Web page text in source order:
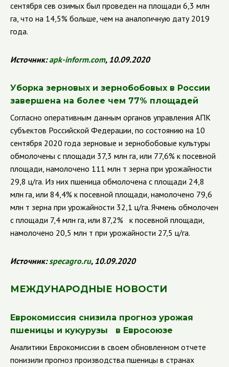
сентября сев озимых был проведен на площади 6,3 млн
га, что на 14,5% больше, чем на аналогичную дату 2019
года.
Источник:apk-inform.com, 10.09.2020
Уборка зерновых и зернобобовых в России
завершена на более чем 77% площадей
Согласно оперативным данным органов управления АПК
субъектов Российской Федерации, по состоянию на 10
сентября 2020 года зерновые и зернобобовые культуры
обмолочены с площади 37,3 млн га, или 77,6% к посевной
площади, намолочено 111 млн т зерна при урожайности
29,8 ц/га. Из них пшеница обмолочена с площади 24,8
млн га, или 84,4% к посевной площади, намолочено 79,6
млн т зерна при урожайности 32,1 ц/га. Ячмень обмолочен
с площади 7,4 млн га, или 87,2% к посевной площади,
намолочено 20,5 млн т при урожайности 27,5 ц/га.
Источник: specagro.ru, 10.09.2020
МЕЖДУНАРОДНЫЕ НОВОСТИ
Еврокомиссия снизила прогноз урожая
пшеницы и кукурузы в Евросоюзе
Аналитики Еврокомиссии в своем обновленном отчете
понизили прогноз производства пшеницы в странах